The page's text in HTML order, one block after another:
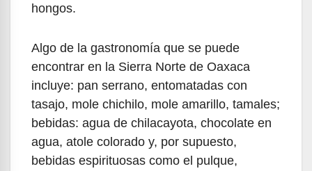
hongos.
Algo de la gastronomía que se puede
encontrar en la Sierra Norte de Oaxaca
incluye: pan serrano, entomatadas con
tasajo, mole chichilo, mole amarillo, tamales;
bebidas: agua de chilacayota, chocolate en
agua, atole colorado y, por supuesto,
bebidas espirituosas como el pulque,